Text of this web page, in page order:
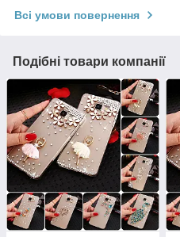
Всі умови повернення
Подібні товари компанії